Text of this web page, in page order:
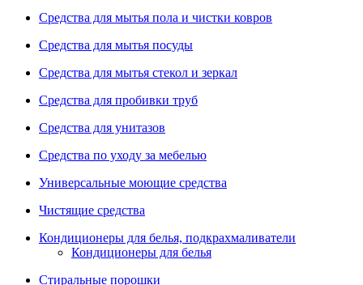
Средства для мытья пола и чистки ковров
Средства для мытья посуды
Средства для мытья стекол и зеркал
Средства для пробивки труб
Средства для унитазов
Средства по уходу за мебелью
Универсальные моющие средства
Чистящие средства
Кондиционеры для белья, подкрахмаливатели
Кондиционеры для белья
Стиральные порошки